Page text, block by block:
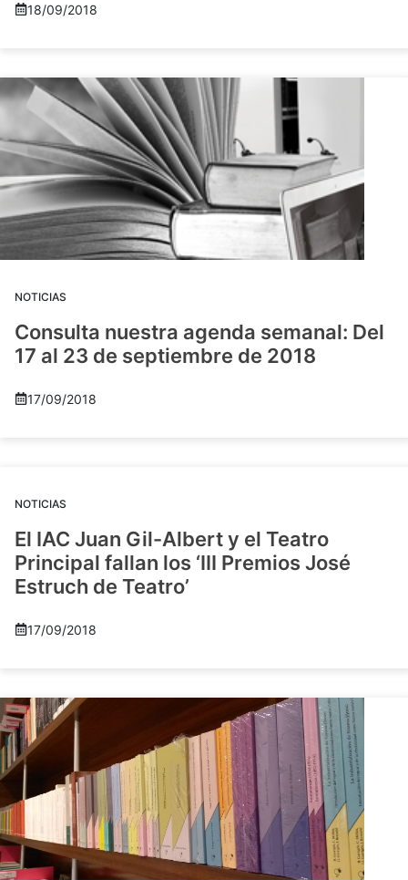
18/09/2018
NOTICIAS
Consulta nuestra agenda semanal: Del
17 al 23 de septiembre de 2018
17/09/2018
NOTICIAS
El IAC Juan Gil-Albert y el Teatro
Principal fallan los ‘III Premios José
Estruch de Teatro’
17/09/2018